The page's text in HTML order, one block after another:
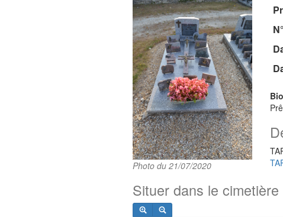
Photo du 21/07/2020
Situer dans le cimetière